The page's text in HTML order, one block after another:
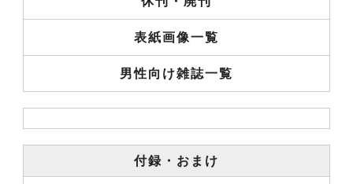
表紙画像一覧
男性向け雑誌一覧
付録・おまけ